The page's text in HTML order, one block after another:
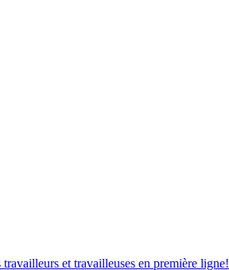
et travailleuses en première ligne!